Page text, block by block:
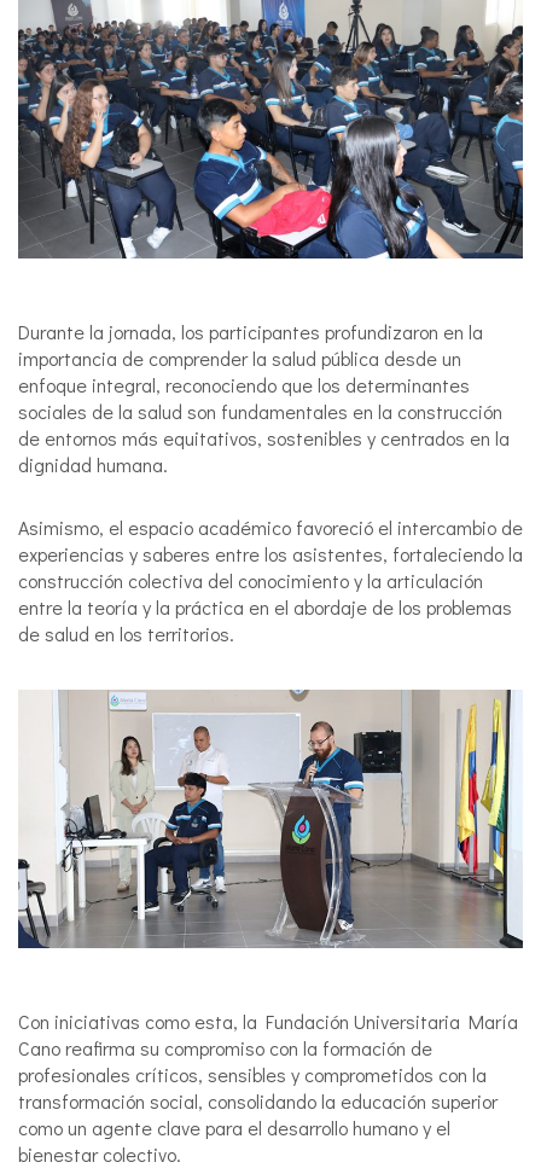
Durante la jornada, los participantes profundizaron en la
importancia de comprender la salud pública desde un
enfoque integral, reconociendo que los determinantes
sociales de la salud son fundamentales en la construcción
de entornos más equitativos, sostenibles y centrados en la
dignidad humana.
Asimismo, el espacio académico favoreció el intercambio de
experiencias y saberes entre los asistentes, fortaleciendo la
construcción colectiva del conocimiento y la articulación
entre la teoría y la práctica en el abordaje de los problemas
de salud en los territorios.
Con iniciativas como esta, la Fundación Universitaria María
Cano reafirma su compromiso con la formación de
profesionales críticos, sensibles y comprometidos con la
transformación social, consolidando la educación superior
como un agente clave para el desarrollo humano y el
bienestar colectivo.